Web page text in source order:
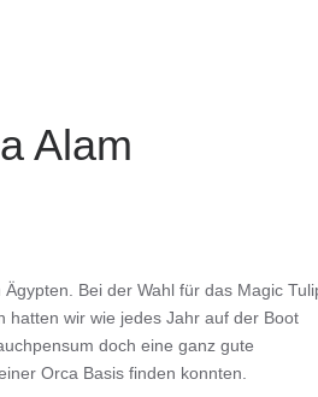
Alam
Bei der Wahl für das Magic
hatten wir wie jedes Jahr auf der Boot
doch eine ganz gute
Orca Basis finden konnten.